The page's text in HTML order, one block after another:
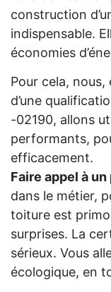
construction
indispensable.
économies
Pour cela,
d’une
-02190, allons
performants,
efficacement.
Faire appel à
dans le métier,
toiture est
surprises. La
sérieux. Vous
écologique, en